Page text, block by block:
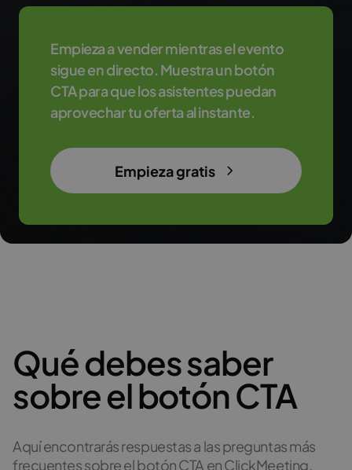
Empieza a vender mientras el evento
sigue en directo. Muestra un botón
CTA para que los asistentes puedan
aprovechar tu oferta al instante.
Empieza gratis
Qué debes saber
sobre el botón CTA
Aquí encontrarás respuestas a las preguntas más
frecuentes sobre el botón CTA en ClickMeeting.